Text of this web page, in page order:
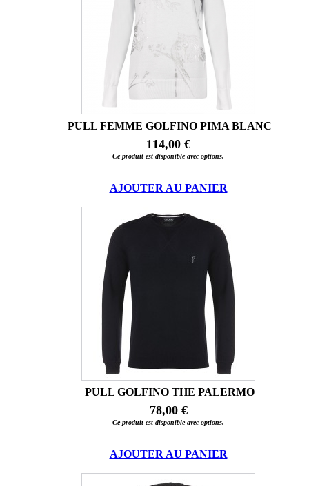
PULL FEMME GOLFINO PIMA BLANC
114,00 €
Ce produit est disponible avec options.
AJOUTER AU PANIER
PULL GOLFINO THE PALERMO
78,00 €
Ce produit est disponible avec options.
AJOUTER AU PANIER